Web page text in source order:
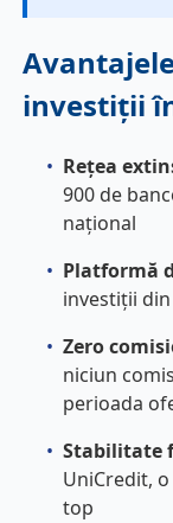
investiții
• Rețea
900 de
național
• Platformă
investiții
• Zero
niciun
perioada
• Stabilitate
UniCredit,
top